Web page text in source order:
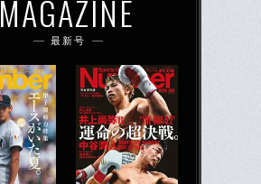
MAGAZINE
最新号